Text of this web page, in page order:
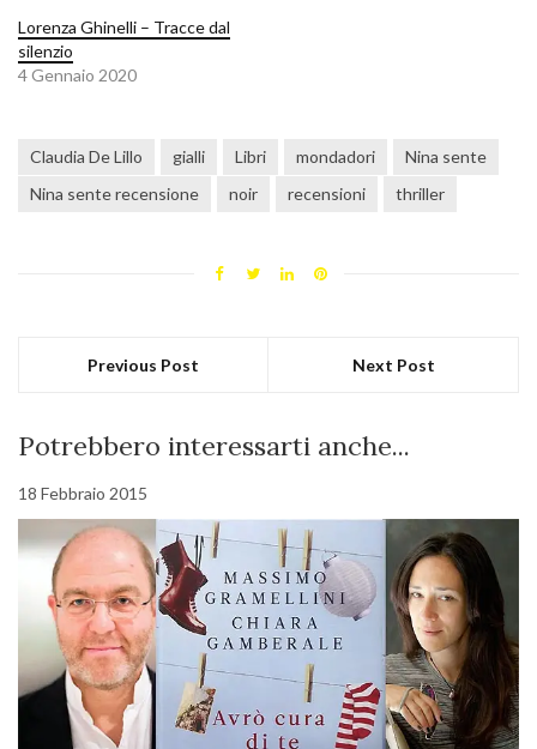
Lorenza Ghinelli – Tracce dal
silenzio
4 Gennaio 2020
Claudia De Lillo gialli Libri mondadori
Nina sente
Nina sente recensione
noir recensioni thriller
Previous Post Next Post
Potrebbero interessarti anche...
18 Febbraio 2015